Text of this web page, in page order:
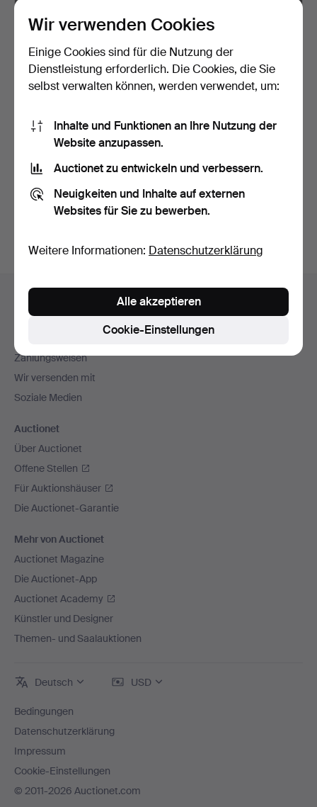
GUIDO DE MAJO. GROßE
MURANO WANDLAMPE
GRÜN…
15 Std
266 USD
IKEA BÄGAREN LAMPE.
5 Tage
76 USD
Sie können auch inBeendete Auktionen aus unserem
suchen.
Fußzeilen-
Kontakt mit dem Support aufnehmen
Zahlungsweisen
Wir versenden mit
Soziale Medien
Auctionet
Über Auctionet
Offene Stellen
Für Auktionshäuser
Die Auctionet-Garantie
Mehr von Auctionet
Auctionet Magazine
Die Auctionet-App
Auctionet Academy
Künstler und Designer
Themen- und Saalauktionen
Deutsch USD
Bedingungen
Datenschutzerklärung
Impressum
Cookie-Einstellungen
© 2011-2026 Auctionet.com
Wir verwenden Cookies
Einige Cookies sind für die Nutzung der
Dienstleistung erforderlich. Die Cookies, die Sie
selbst verwalten können, werden verwendet, um:
Inhalte und Funktionen an Ihre Nutzung der
Website anzupassen.
Auctionet zu entwickeln und verbessern.
Neuigkeiten und Inhalte auf externen
Websites für Sie zu bewerben.
Weitere Informationen: Datenschutzerklärung
Cookie-Einstellungen
Alle akzeptieren